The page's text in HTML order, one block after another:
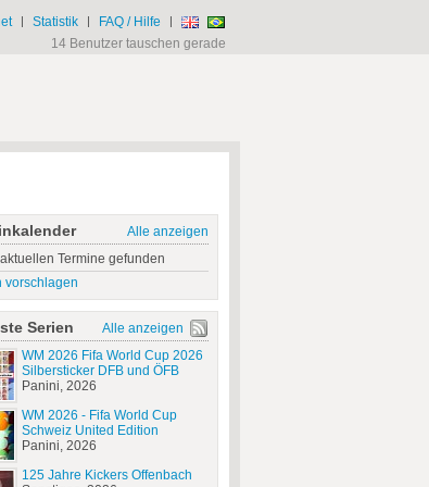
| Statistik | FAQ / Hilfe |
14 Benutzer tauschen gerade
Alle anzeigen
Termine gefunden
vorschlagen
Serien
Alle anzeigen
WM 2026 Fifa World Cup 2026
Silbersticker DFB und ÖFB
Panini, 2026
WM 2026 - Fifa World Cup
Schweiz United Edition
Panini, 2026
125 Jahre Kickers Offenbach